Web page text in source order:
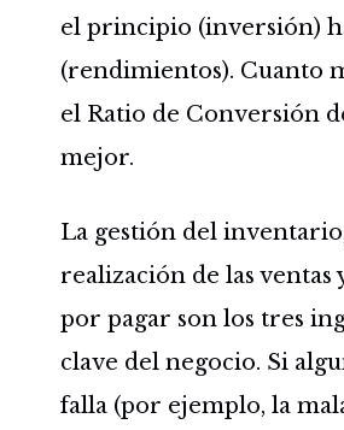
el principio (inversión)
(rendimientos). Cuanto
el Ratio de Conversión
mejor.
La gestión del
realización de las ventas
por pagar son los tres
clave del negocio. Si
falla (por ejemplo, la